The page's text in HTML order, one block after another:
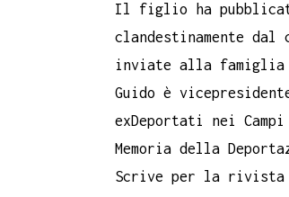
Il figlio ha
clandestinamente
inviate alla famiglia
Guido è
exDeportati nei
Memoria della
Scrive per la rivista